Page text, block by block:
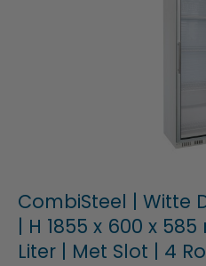
CombiSteel | Witte
| H 1855 x 600 x
Liter | Met Slot | 4